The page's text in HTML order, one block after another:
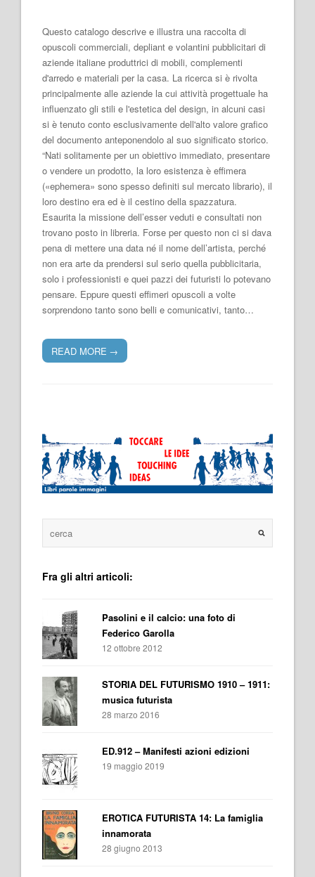
Questo catalogo descrive e illustra una raccolta di
opuscoli commerciali, depliant e volantini pubblicitari di
aziende italiane produttrici di mobili, complementi
d'arredo e materiali per la casa. La ricerca si è rivolta
principalmente alle aziende la cui attività progettuale ha
influenzato gli stili e l'estetica del design, in alcuni casi
si è tenuto conto esclusivamente dell'alto valore grafico
del documento anteponendolo al suo significato storico.
“Nati solitamente per un obiettivo immediato, presentare
o vendere un prodotto, la loro esistenza è effimera
(«ephemera» sono spesso definiti sul mercato librario), il
loro destino era ed è il cestino della spazzatura.
Esaurita la missione dell’esser veduti e consultati non
trovano posto in libreria. Forse per questo non ci si dava
pena di mettere una data né il nome dell’artista, perché
non era arte da prendersi sul serio quella pubblicitaria,
solo i professionisti e quei pazzi dei futuristi lo potevano
pensare. Eppure questi effimeri opuscoli a volte
sorprendono tanto sono belli e comunicativi, tanto…
READ MORE →
Fra gli altri articoli:
Pasolini e il calcio: una foto di
Federico Garolla
12 ottobre 2012
STORIA DEL FUTURISMO 1910 – 1911:
musica futurista
28 marzo 2016
ED.912 – Manifesti azioni edizioni
19 maggio 2019
EROTICA FUTURISTA 14: La famiglia
innamorata
28 giugno 2013